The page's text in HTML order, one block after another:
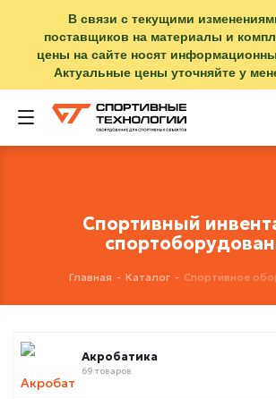
В связи с текущими
поставщиков на материалы и
цены на сайте носят
Актуальные цены уточняйте у
Спортивный
Главная - Каталог - Спортивное
Акробатика
69 товаров